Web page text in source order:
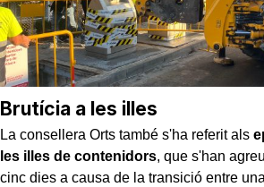
Brutícia a les illes
La consellera Orts també s'ha referit als
les illes de contenidors, que s'han
cinc dies a causa de la transició entre